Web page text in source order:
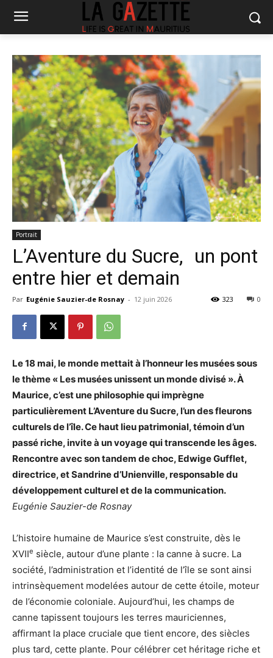
Portrait
L’Aventure du Sucre, un pont
entre hier et demain
Par Eugénie Sauzier-de Rosnay - 12 juin 2026 0
323
Le 18 mai, le monde mettait à l’honneur les musées sous
le thème « Les musées unissent un monde divisé ». À
Maurice, c’est une philosophie qui imprègne
particulièrement L’Aventure du Sucre, l’un des fleurons
culturels de l’île. Ce haut lieu patrimonial, témoin d’un
passé riche, invite à un voyage qui transcende les âges.
Rencontre avec son tandem de choc, Edwige Gufflet,
directrice, et Sandrine d’Unienville, responsable du
développement culturel et de la communication.
Eugénie Sauzier-de Rosnay
L’histoire humaine de Maurice s’est construite, dès le
XVIIe siècle, autour d’une plante : la canne à sucre. La
société, l’administration et l’identité de l’île se sont ainsi
intrinsèquement modelées autour de cette étoile, moteur
de l’économie coloniale. Aujourd’hui, les champs de
canne tapissent toujours les terres mauriciennes,
affirmant la place cruciale que tient encore, des siècles
plus tard, cette plante. Pour célébrer cet héritage riche et